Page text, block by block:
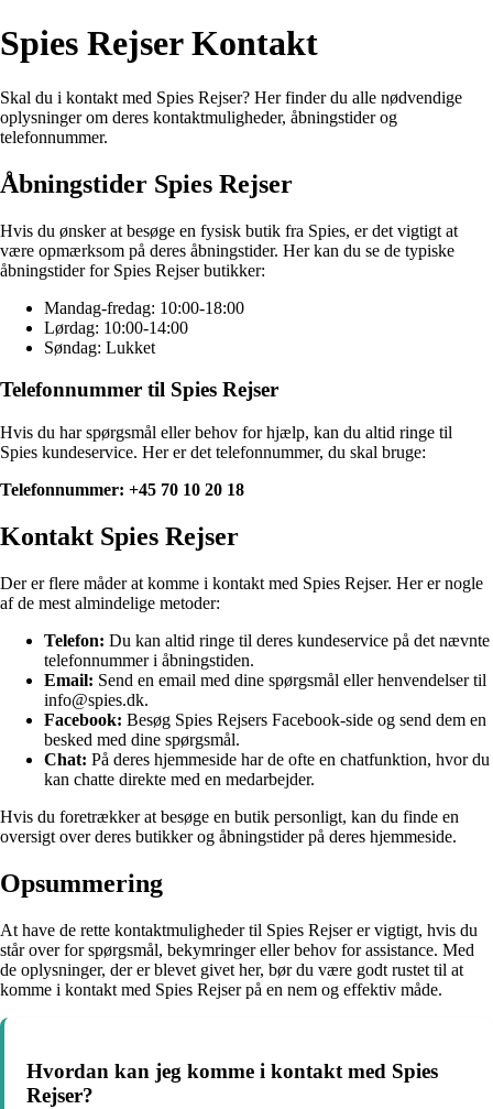
Spies Rejser Kontakt
Skal du i kontakt med Spies Rejser? Her finder du alle nødvendige
oplysninger om deres kontaktmuligheder, åbningstider og
telefonnummer.
Åbningstider Spies Rejser
Hvis du ønsker at besøge en fysisk butik fra Spies, er det vigtigt at
være opmærksom på deres åbningstider. Her kan du se de typiske
åbningstider for Spies Rejser butikker:
Mandag-fredag: 10:00-18:00
Lørdag: 10:00-14:00
Søndag: Lukket
Telefonnummer til Spies Rejser
Hvis du har spørgsmål eller behov for hjælp, kan du altid ringe til
Spies kundeservice. Her er det telefonnummer, du skal bruge:
Telefonnummer: +45 70 10 20 18
Kontakt Spies Rejser
Der er flere måder at komme i kontakt med Spies Rejser. Her er nogle
af de mest almindelige metoder:
Telefon: Du kan altid ringe til deres kundeservice på det nævnte
telefonnummer i åbningstiden.
Email: Send en email med dine spørgsmål eller henvendelser til
info@spies.dk.
Facebook: Besøg Spies Rejsers Facebook-side og send dem en
besked med dine spørgsmål.
Chat: På deres hjemmeside har de ofte en chatfunktion, hvor du
kan chatte direkte med en medarbejder.
Hvis du foretrækker at besøge en butik personligt, kan du finde en
oversigt over deres butikker og åbningstider på deres hjemmeside.
Opsummering
At have de rette kontaktmuligheder til Spies Rejser er vigtigt, hvis du
står over for spørgsmål, bekymringer eller behov for assistance. Med
de oplysninger, der er blevet givet her, bør du være godt rustet til at
komme i kontakt med Spies Rejser på en nem og effektiv måde.
Hvordan kan jeg komme i kontakt med Spies
Rejser?